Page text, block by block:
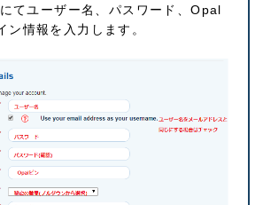
てユーザー名、パスワード、Opal
ン情報を入力します。